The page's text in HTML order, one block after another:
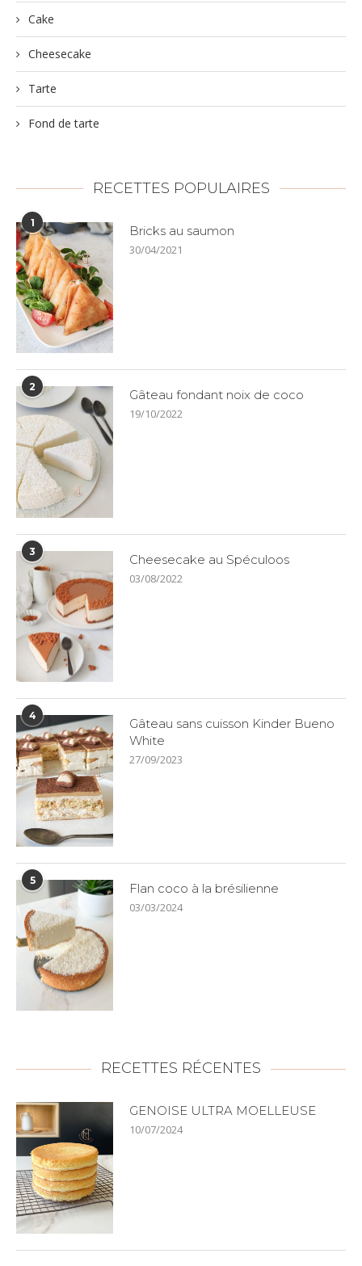
Cake
Cheesecake
Tarte
Fond de tarte
RECETTES POPULAIRES
1
Bricks au saumon
30/04/2021
2
Gâteau fondant noix de coco
19/10/2022
3
Cheesecake au Spéculoos
03/08/2022
4
Gâteau sans cuisson Kinder Bueno
White
27/09/2023
5
Flan coco à la brésilienne
03/03/2024
RECETTES RÉCENTES
GENOISE ULTRA MOELLEUSE
10/07/2024